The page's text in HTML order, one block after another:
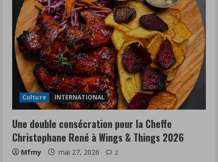
Culture INTERNATIONAL
Une double consécration pour la Cheffe
Christophane René à Wings & Things 2026
Mfmy mai 27, 2026 2